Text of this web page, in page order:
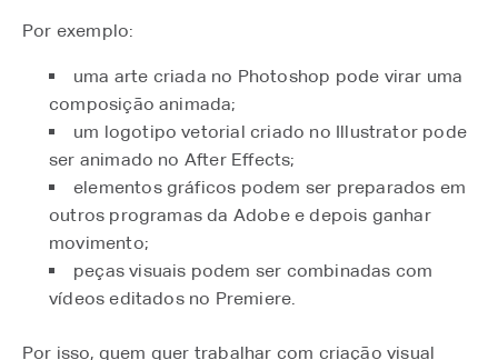
Por exemplo:
uma arte criada no Photoshop pode virar uma
composição animada;
um logotipo vetorial criado no Illustrator pode
ser animado no After Effects;
elementos gráficos podem ser preparados em
outros programas da Adobe e depois ganhar
movimento;
peças visuais podem ser combinadas com
vídeos editados no Premiere.
Por isso, quem quer trabalhar com criação visual